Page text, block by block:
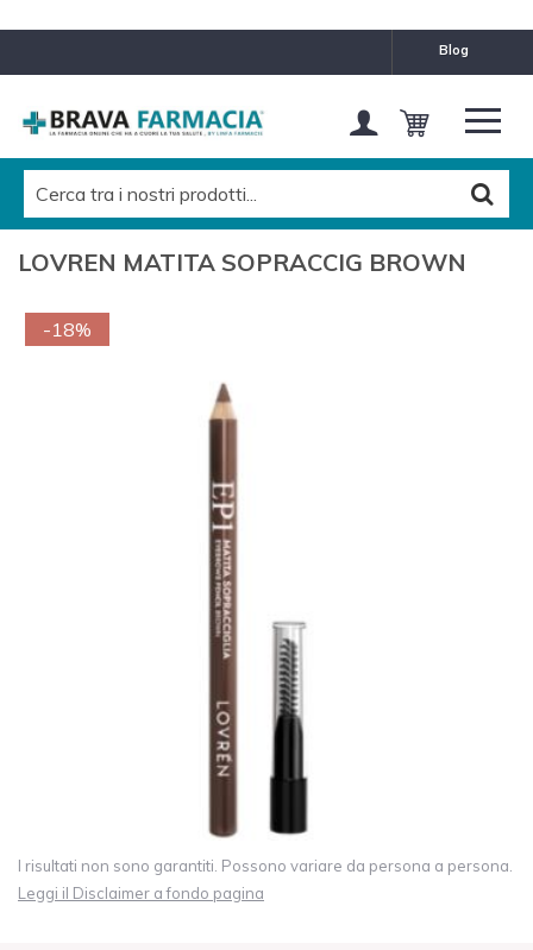
blog
LOVREN MATITA SOPRACCIG BROWN
-18%
I risultati non sono garantiti. Possono variare da persona a persona.
Leggi il Disclaimer a fondo pagina